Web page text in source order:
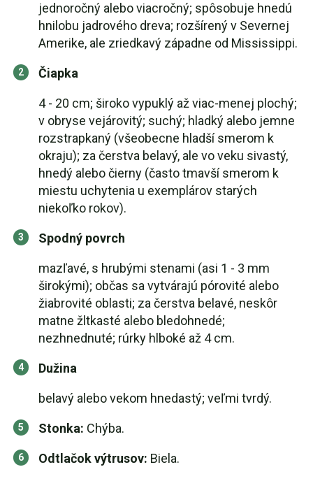
jednoročný alebo viacročný; spôsobuje hnedú
hnilobu jadrového dreva; rozšírený v Severnej
Amerike, ale zriedkavý západne od Mississippi.
Čiapka
4 - 20 cm; široko vypuklý až viac-menej plochý;
v obryse vejárovitý; suchý; hladký alebo jemne
rozstrapkaný (všeobecne hladší smerom k
okraju); za čerstva belavý, ale vo veku sivastý,
hnedý alebo čierny (často tmavší smerom k
miestu uchytenia u exemplárov starých
niekoľko rokov).
Spodný povrch
mazľavé, s hrubými stenami (asi 1 - 3 mm
širokými); občas sa vytvárajú pórovité alebo
žiabrovité oblasti; za čerstva belavé, neskôr
matne žltkasté alebo bledohnedé;
nezhnednuté; rúrky hlboké až 4 cm.
Dužina
belavý alebo vekom hnedastý; veľmi tvrdý.
Stonka: Chýba.
Odtlačok výtrusov: Biela.